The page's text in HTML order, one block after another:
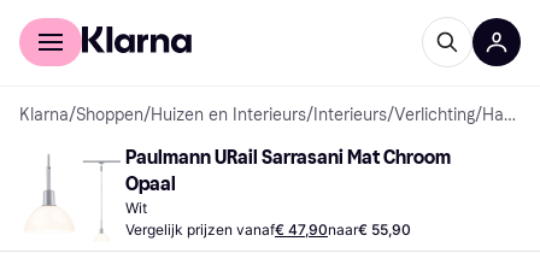
Voor shoppers
Klarna/Shoppen/Huizen en Interieurs/ Interieurs/Verlichting/ Hanglampen
Paulmann URail Sarrasani Mat Chroom
Opaal
Wit
Vergelijk prijzen vanaf€ 47,90naar€ 55,90